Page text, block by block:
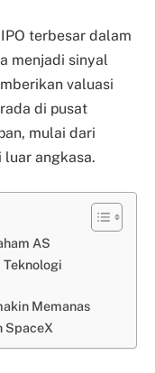
terbesar dalam
menjadi sinyal
valuasi
di pusat
mulai dari
angkasa.
AS
Memanas
SpaceX